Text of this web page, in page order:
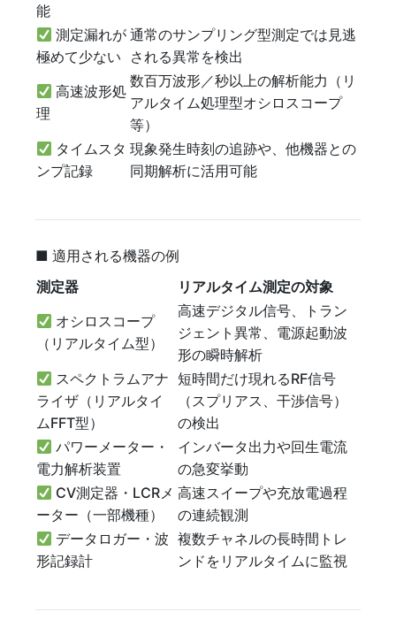
能
測定漏れが
極めて少ない
通常のサンプリング型測定では見逃
される異常を検出
高速波形処
理
数百万波形／秒以上の解析能力（リ
アルタイム処理型オシロスコープ
等）
タイムスタ
ンプ記録
現象発生時刻の追跡や、他機器との
同期解析に活用可能
■ 適用される機器の例
測定器
リアルタイム測定の対象
オシロスコープ
（リアルタイム型）
高速デジタル信号、トラン
ジェント異常、電源起動波
形の瞬時解析
スペクトラムアナ
ライザ（リアルタイ
ムFFT型）
短時間だけ現れるRF信号
（スプリアス、干渉信号）
の検出
パワーメーター・
電力解析装置
インバータ出力や回生電流
の急変挙動
CV測定器・LCRメ
ーター（一部機種）
高速スイープや充放電過程
の連続観測
データロガー・波
形記録計
複数チャネルの長時間トレ
ンドをリアルタイムに監視